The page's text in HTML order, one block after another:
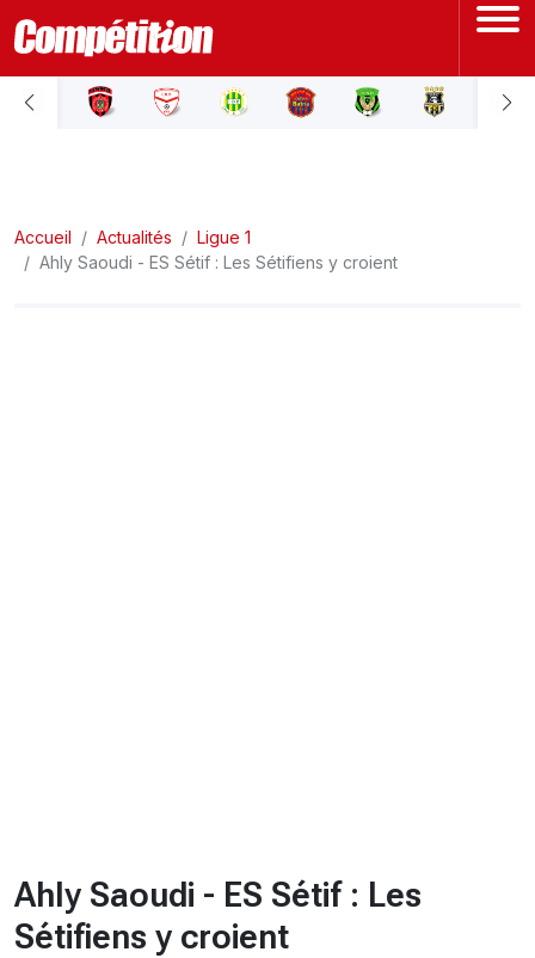
ACCUEIL
LIGUE 2
Accueil Actualités
Ligue 1
Ahly Saoudi - ES Sétif : Les Sétifiens y croient
Ahly Saoudi - ES Sétif : Les
Sétifiens y croient